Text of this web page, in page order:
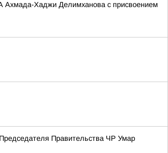
Ахмада-Хаджи Делимханова с присвоением
Председателя Правительства ЧР Умар